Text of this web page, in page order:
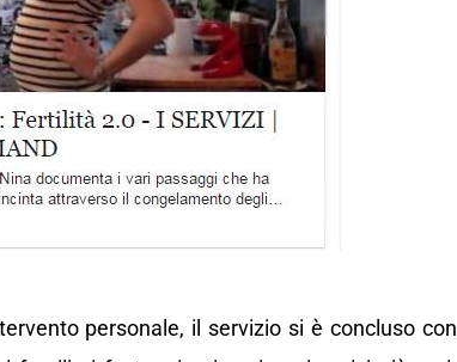
personale, il servizio si è concluso con